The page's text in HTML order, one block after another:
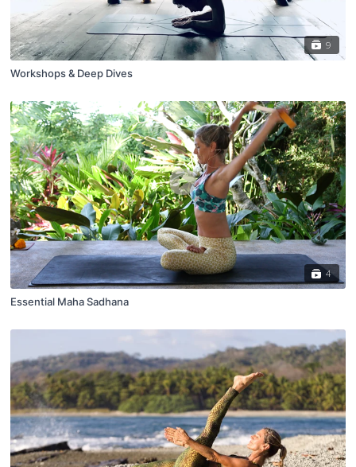
9
Workshops & Deep Dives
4
Essential Maha Sadhana